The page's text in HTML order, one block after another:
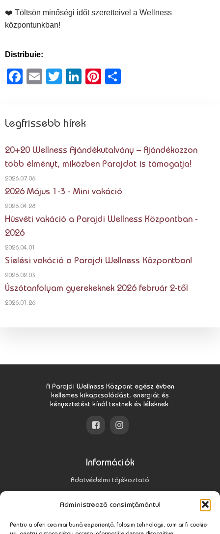
Administrează consimțământul
Pentru a oferi cea mai bună experiență, folosim tehnologii, cum ar fi cookie-
❤️ Töltsön minőségi időt szeretteivel a Wellness
központunkban!
Distribuie:
Facebook
EmailTwitter
LinkedIn
Pinterest
Legfrissebb hírek
20+20 Wellness Ajándékutalvány – Ajándékozzon
több élményt, miközben Parajdot is támogatja!
2026.07.06.
2026 Május 1-3 - Mini vakáció
2026.04.28.
Húsvéti vakáció a Parajdi Wellness Központban -
2026
2026.04.01.
Síelési vakáció a Parajdi Wellness Központban!
2026.02.03.
Úszótanfolyam gyerekeknek 2026 február 2-től
2026.01.26.
A Parajdi Wellness Központ egész évben
kellemes kikapcsolódást, energiát és
kényeztetést kínál testnek és léleknek.
Információk
Adatvédelmi tájékoztató